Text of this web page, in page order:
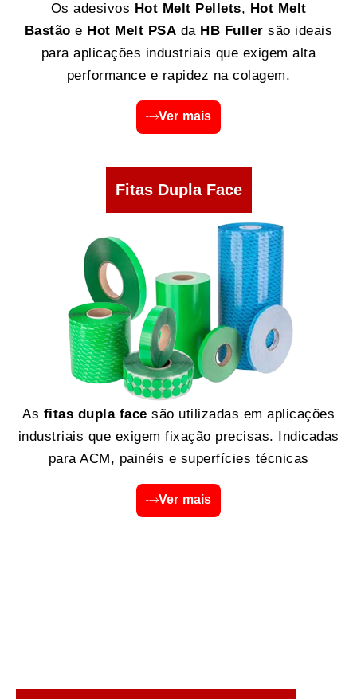
Os adesivos Hot Melt Pellets, Hot Melt
Bastão e Hot Melt PSA da HB Fuller são ideais
para aplicações industriais que exigem alta
performance e rapidez na colagem.
Ver mais
Fitas Dupla Face
As fitas dupla face são utilizadas em aplicações
industriais que exigem fixação precisas. Indicadas
para ACM, painéis e superfícies técnicas
Ver mais